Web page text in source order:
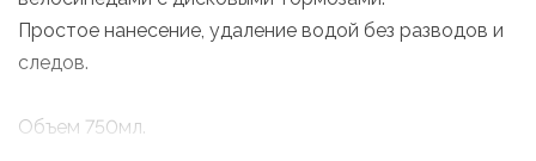
Простое нанесение, удаление водой без разводов и
следов.
Объем 750мл.